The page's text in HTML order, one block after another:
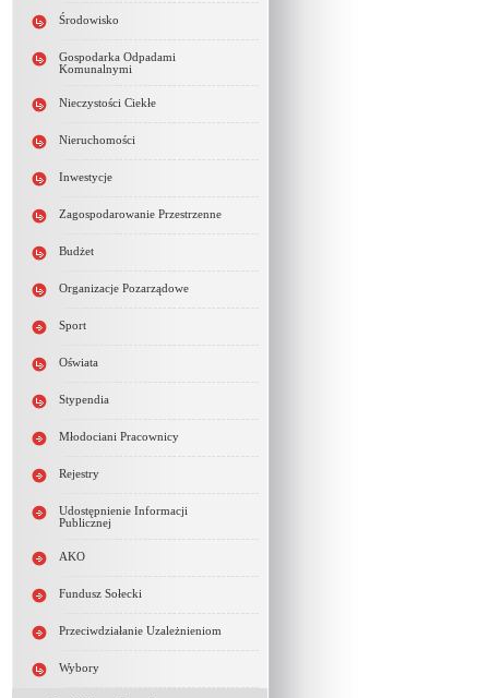
Środowisko
Gospodarka Odpadami
Komunalnymi
Nieczystości Ciekłe
Nieruchomości
Inwestycje
Zagospodarowanie Przestrzenne
Budżet
Organizacje Pozarządowe
Sport
Oświata
Stypendia
Młodociani Pracownicy
Rejestry
Udostępnienie Informacji
Publicznej
AKO
Fundusz Sołecki
Przeciwdziałanie Uzależnieniom
Wybory